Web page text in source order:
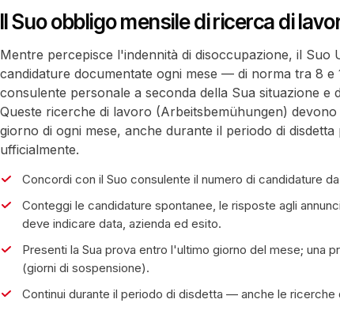
Il Suo obbligo mensile di ricerca di
Mentre percepisce l'indennità di disoccupazione, il Suo
candidature documentate ogni mese — di norma tra 8
consulente personale a seconda della Sua situazione e
Queste ricerche di lavoro (Arbeitsbemühungen)
giorno di ogni mese, anche durante il periodo di
ufficialmente.
Concordi con il Suo consulente il numero di candidature
Conteggi le candidature spontanee, le risposte agli
deve indicare data, azienda ed esito.
Presenti la Sua prova entro l'ultimo giorno del mese; una
(giorni di sospensione).
Continui durante il periodo di disdetta — anche le